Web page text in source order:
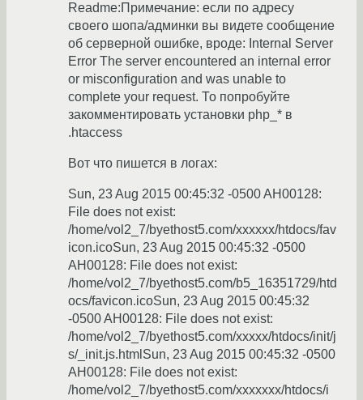
Readme:Примечание: если по адресу
своего шопа/админки вы видете сообщение
об серверной ошибке, вроде: Internal Server
Error The server encountered an internal error
or misconfiguration and was unable to
complete your request. То попробуйте
закомментировать установки php_* в
.htaccess
Вот что пишется в логах:
Sun, 23 Aug 2015 00:45:32 -0500 AH00128:
File does not exist:
/home/vol2_7/byethost5.com/xxxxxx/htdocs/fav
icon.icoSun, 23 Aug 2015 00:45:32 -0500
AH00128: File does not exist:
/home/vol2_7/byethost5.com/b5_16351729/htd
ocs/favicon.icoSun, 23 Aug 2015 00:45:32
-0500 AH00128: File does not exist:
/home/vol2_7/byethost5.com/xxxxx/htdocs/init/j
s/_init.js.htmlSun, 23 Aug 2015 00:45:32 -0500
AH00128: File does not exist:
/home/vol2_7/byethost5.com/xxxxxxx/htdocs/i